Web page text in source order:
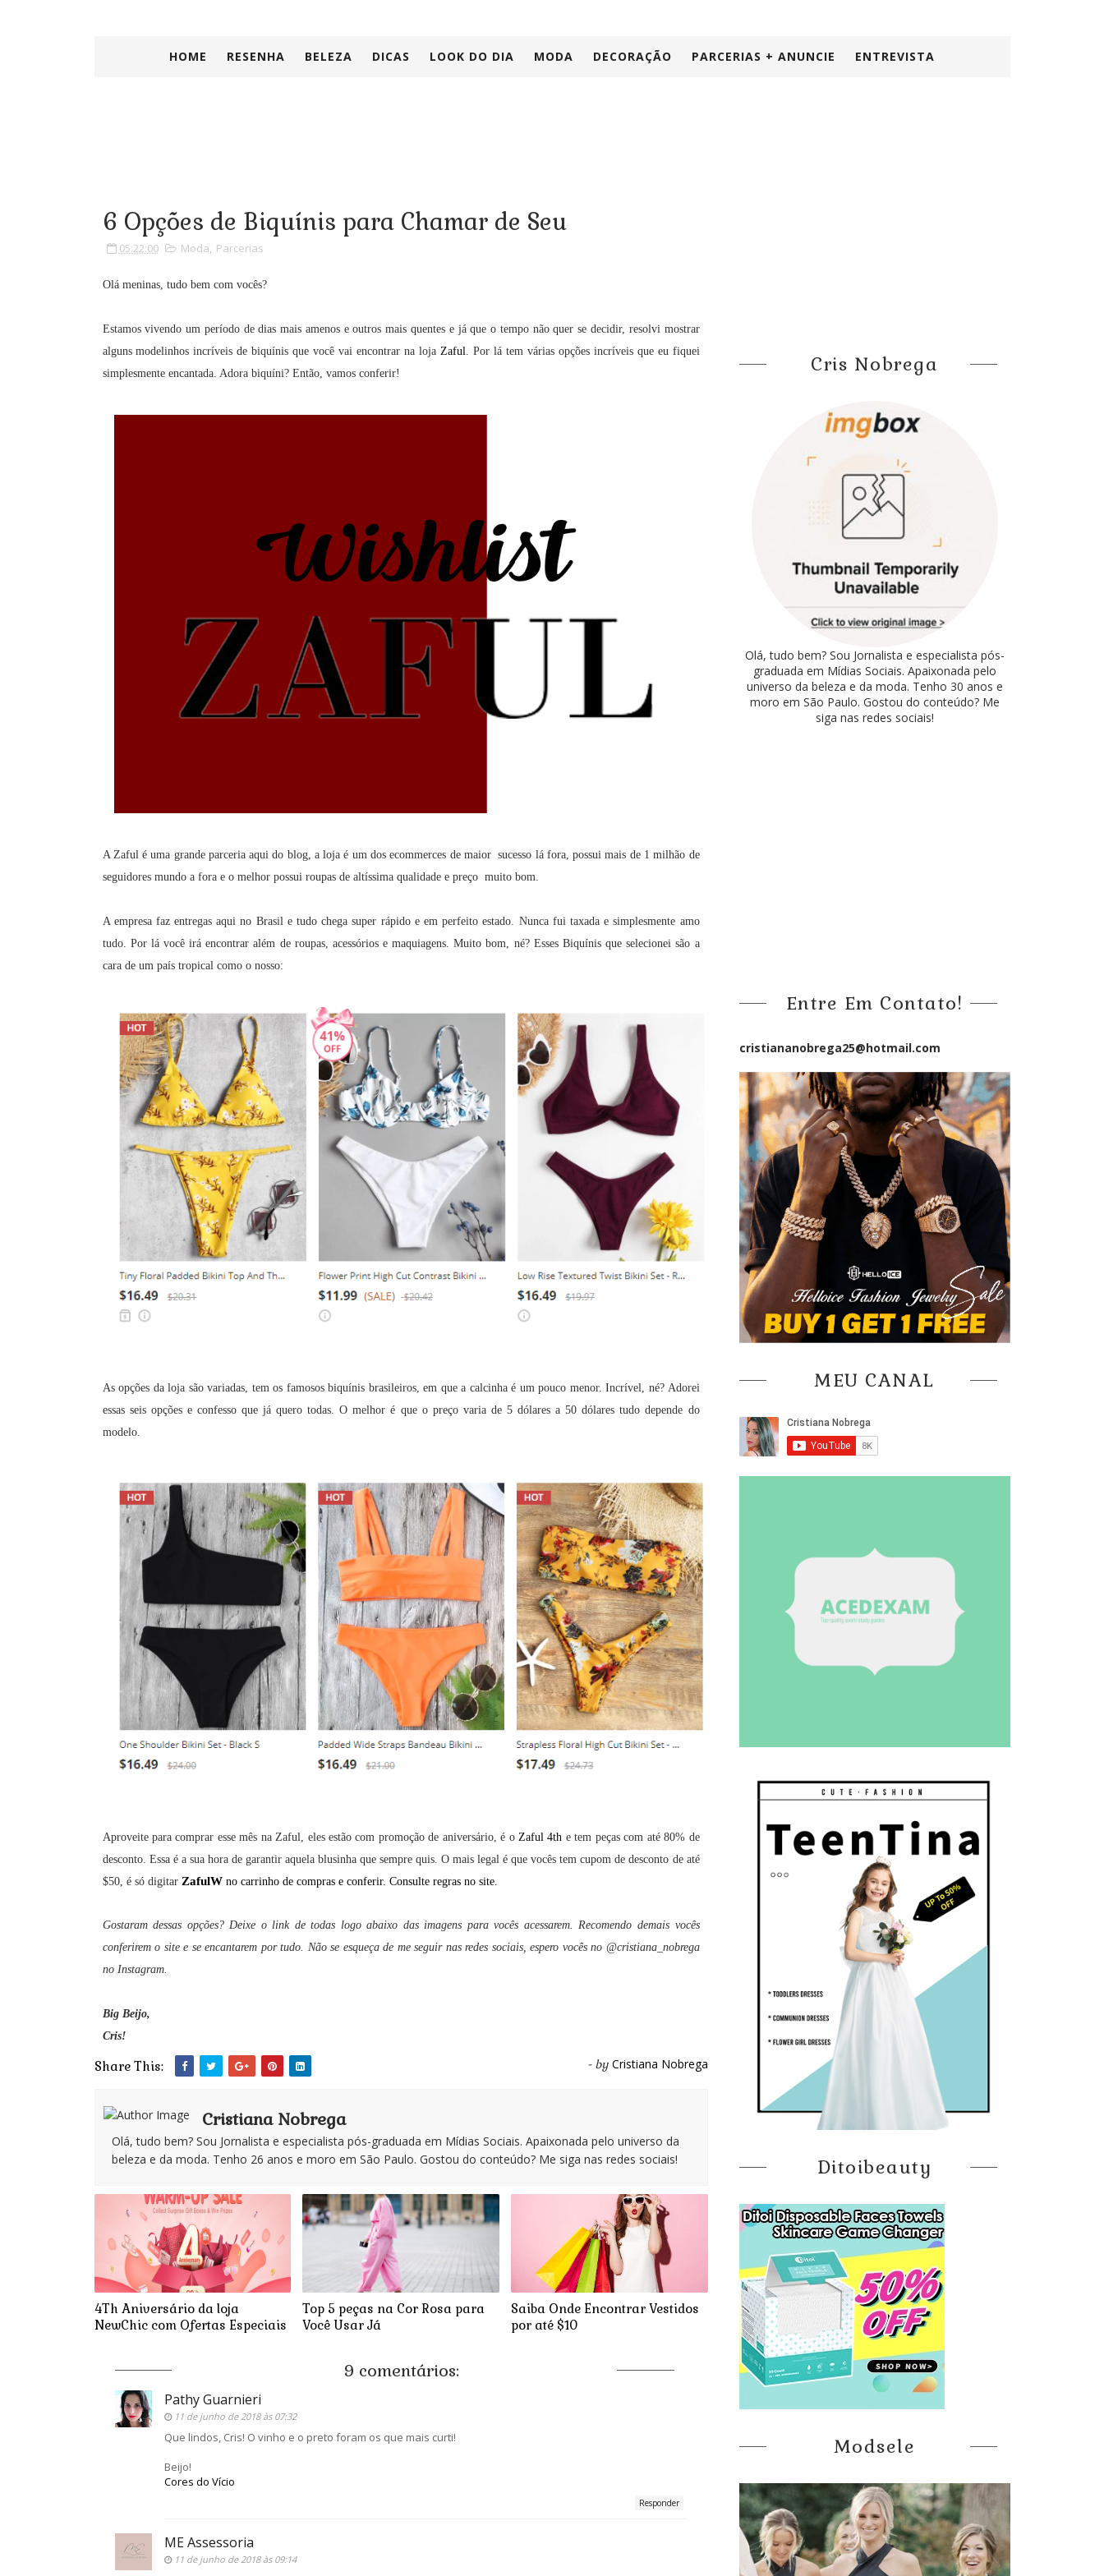
HOME RESENHA BELEZA DICAS LOOK DO DIA MODA DECORAÇÃO PARCERIAS + ANUNCIE ENTREVISTA
6 Opções de Biquínis para Chamar de Seu
05:22:00 Moda, Parcerias
Olá meninas, tudo bem com vocês?
Estamos vivendo um período de dias mais amenos e outros mais quentes e já que o tempo não quer se decidir, resolvi mostrar
alguns modelinhos incríveis de biquínis que você vai encontrar na loja Zaful. Por lá tem várias opções incríveis que eu fiquei
simplesmente encantada. Adora biquíni? Então, vamos conferir!
A Zaful é uma grande parceria aqui do blog, a loja é um dos ecommerces de maior sucesso lá fora, possui mais de 1 milhão de
seguidores mundo a fora e o melhor possui roupas de altíssima qualidade e preço muito bom.
A empresa faz entregas aqui no Brasil e tudo chega super rápido e em perfeito estado. Nunca fui taxada e simplesmente amo
tudo. Por lá você irá encontrar além de roupas, acessórios e maquiagens. Muito bom, né? Esses Biquínis que selecionei são a
cara de um país tropical como o nosso:
As opções da loja são variadas, tem os famosos biquínis brasileiros, em que a calcinha é um pouco menor. Incrível, né? Adorei
essas seis opções e confesso que já quero todas.O melhor é que o preço varia de 5 dólares a 50 dólares tudo depende do
modelo.
Aproveite para comprar esse mês na Zaful, eles estão com promoção de aniversário, é oZaful 4th e tem peças com até 80% de
desconto. Essa é a sua hora de garantir aquela blusinha que sempre quis. O mais legal é que vocês tem cupom de desconto de até
$50, é só digitar ZafulW no carrinho de compras e conferir. Consulte regras no site.
Gostaram dessas opções? Deixe o link de todas logo abaixo das imagens para vocês acessarem. Recomendo demais vocês
conferirem o site e se encantarem por tudo. Não se esqueça de me seguir nas redes sociais, espero vocês no @cristiana_nobrega
no Instagram.
Big Beijo,
Cris!
Share This: - by Cristiana Nobrega
Cristiana Nobrega
Olá, tudo bem? Sou Jornalista e especialista pós-graduada em Mídias Sociais. Apaixonada pelo universo da
beleza e da moda. Tenho 26 anos e moro em São Paulo. Gostou do conteúdo? Me siga nas redes sociais!
4Th Aniversário da loja
NewChic com Ofertas Especiais
Top 5 peças na Cor Rosa para
Você Usar Já
Saiba Onde Encontrar Vestidos
por até $10
9 comentários:
Pathy Guarnieri
11 de junho de 2018 às 07:32
Que lindos, Cris! O vinho e o preto foram os que mais curti!
Beijo!
Cores do Vício
Responder
ME Assessoria
11 de junho de 2018 às 09:14
Cris Nobrega
Olá, tudo bem? Sou Jornalista e especialista pós-
graduada em Mídias Sociais. Apaixonada pelo
universo da beleza e da moda. Tenho 30 anos e
moro em São Paulo. Gostou do conteúdo? Me
siga nas redes sociais!
Entre Em Contato!
cristiananobrega25@hotmail.com
MEU CANAL
Ditoibeauty
Modsele